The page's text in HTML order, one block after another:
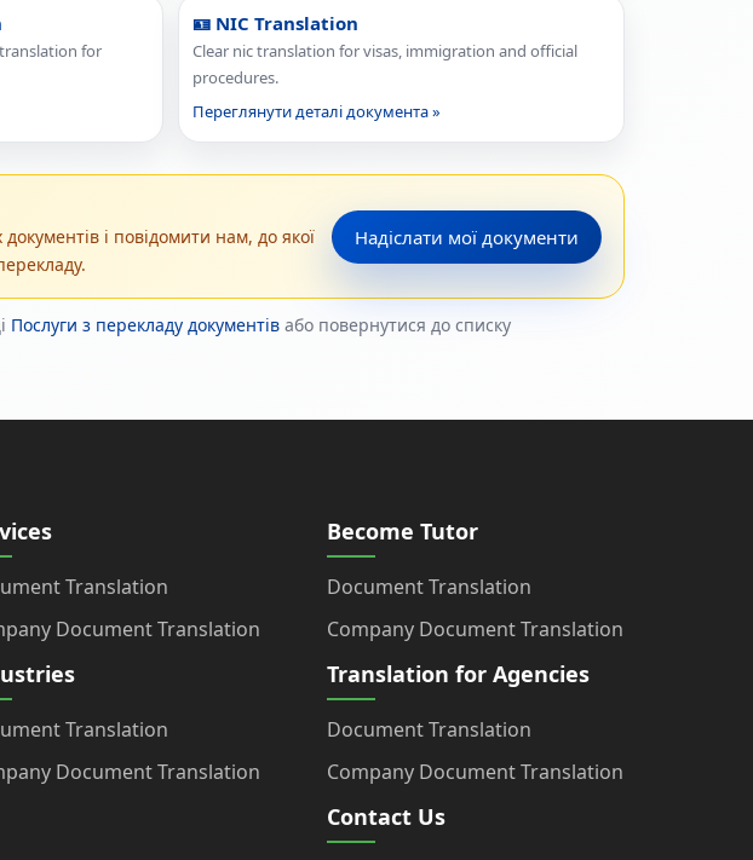
for
🪪 NIC Translation
Clear nic translation for visas, immigration and official
procedures.
Переглянути деталі документа »
і повідомити нам, до якої
Надіслати мої документи
Послуги з перекладу документів або повернутися до списку
Translation
Document Translation
Translation
Document Translation
Become Tutor
Document Translation
Company Document Translation
Translation for Agencies
Document Translation
Company Document Translation
Contact Us